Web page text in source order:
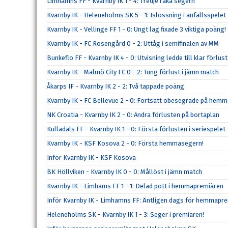
Kvarnby IK - Heleneholms SK 5 - 1: Islossning i anfallsspelet
Kvarnby IK - Vellinge FF 1 - 0: Ungt lag fixade 3 viktiga poäng!
Kvarnby IK - FC Rosengård 0 - 2: Uttåg i semifinalen av MM
Bunkeflo FF - Kvarnby IK 4 - 0: Utvisning ledde till klar förlust
Kvarnby IK - Malmö City FC 0 - 2: Tung förlust i jämn match
Åkarps IF - Kvarnby IK 2 - 2: Två tappade poäng
Kvarnby IK - FC Bellevue 2 - 0: Fortsatt obesegrade på
NK Croatia - Kvarnby IK 2 - 0: Andra förlusten på bortaplan
Kulladals FF - Kvarnby IK 1 - 0: Första förlusten i seriespelet
Kvarnby IK - KSF Kosova 2 - 0: Första hemmasegern!
Inför Kvarnby IK - KSF Kosova
BK Höllviken - Kvarnby IK 0 - 0: Mållöst i jämn match
Kvarnby IK - Limhams FF 1 - 1: Delad pott i hemmapremiären
Inför Kvarnby IK - Limhamns FF: Äntligen dags för
Heleneholms SK - Kvarnby IK 1 - 3: Seger i premiären!